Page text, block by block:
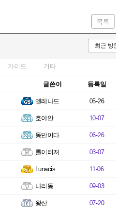
목록
가이드 기타
글쓴이 등록일
엘레나드 05-26
호야안 10-07
동만이다 06-26
롤이터져 03-07
Lunacis 11-06
나리동 09-03
왕산 07-20